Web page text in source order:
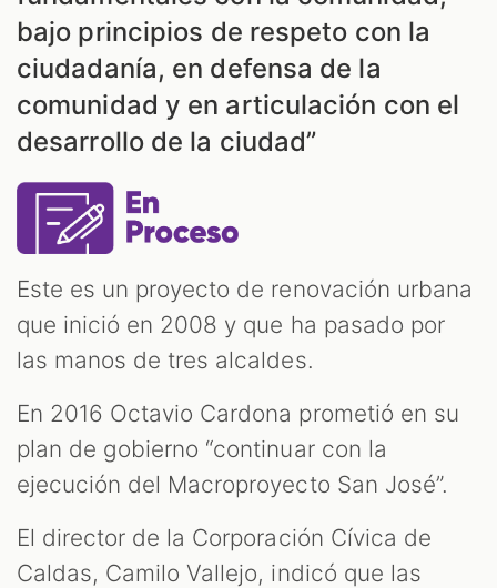
bajo principios de respeto con la
ciudadanía, en defensa de la
comunidad y en articulación con el
desarrollo de la ciudad”
Este es un proyecto de renovación urbana
que inició en 2008 y que ha pasado por
las manos de tres alcaldes.
En 2016 Octavio Cardona prometió en su
plan de gobierno “continuar con la
ejecución del Macroproyecto San José”.
El director de la Corporación Cívica de
Caldas, Camilo Vallejo, indicó que las